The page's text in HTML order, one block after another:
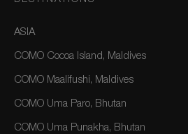
ASIA
COMO Cocoa Island, Maldives
COMO Maalifushi, Maldives
COMO Uma Paro, Bhutan
COMO Uma Punakha, Bhutan